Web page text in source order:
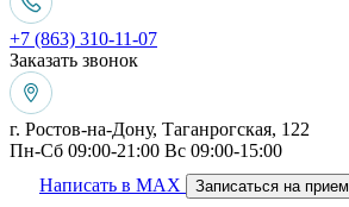
+7 (863) 310-11-07
Заказать звонок
г. Ростов-на-Дону, Таганрогская, 122
Пн-Сб 09:00-21:00 Вс 09:00-15:00
Написать в MAX
Записаться на прием